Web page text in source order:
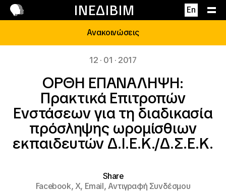
ΙΝΕΔΙΒΙΜ En
Επικοινωνία
Ανακοινώσεις
12 · 01 · 2017
ΟΡΘΗ ΕΠΑΝΑΛΗΨΗ:
Πρακτικά Eπιτροπών
Eνστάσεων για τη διαδικασία
πρόσληψης ωρομίσθιων
εκπαιδευτών Δ.Ι.Ε.Κ./Δ.Σ.Ε.Κ.
Share
Facebook,X, Email,Αντιγραφή Συνδέσμου